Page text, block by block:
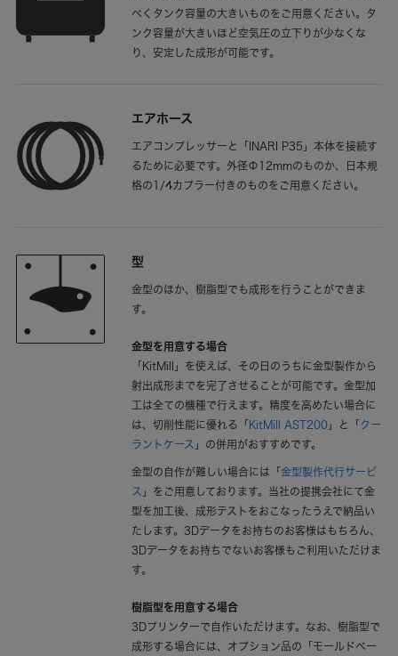
べくタンク容量の大きいものをご用意ください。タ
ンク容量が大きいほど空気圧の立下りが少なくな
り、安定した成形が可能です。
エアホース
エアコンプレッサーと「INARI P35」本体を接続す
るために必要です。外径Φ12mmのものか、日本規
格の1/4カプラー付きのものをご用意ください。
型
金型のほか、樹脂型でも成形を行うことができま
す。
金型を用意する場合
「KitMill」を使えば、その日のうちに金型製作から
射出成形までを完了させることが可能です。金型加
工は全ての機種で行えます。精度を高めたい場合に
は、切削性能に優れる「 KitMill AST200 」と「 クー
ラントケース 」の併用がおすすめです。
金型の自作が難しい場合には「 金型製作代行サービ
ス 」をご用意しております。当社の提携会社にて金
型を加工後、成形テストをおこなったうえで納品い
たします。3Dデータをお持ちのお客様はもちろん、
3Dデータをお持ちでないお客様もご利用いただけま
す。
樹脂型を用意する場合
3Dプリンターで自作いただけます。なお、樹脂型で
成形する場合には、オプション品の「モールドベー